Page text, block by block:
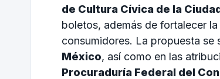
de Cultura Cívica de la
boletos, además de fortalecer
consumidores. La propuesta se
México, así como en las
Procuraduría Federal del